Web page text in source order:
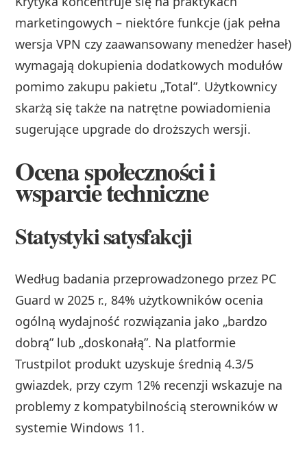
marketingowych – niektóre funkcje (jak pełna
wersja VPN czy zaawansowany menedżer haseł)
wymagają dokupienia dodatkowych modułów
pomimo zakupu pakietu „Total”. Użytkownicy
skarżą się także na natrętne powiadomienia
sugerujące upgrade do droższych wersji.
Ocena społeczności i
wsparcie techniczne
Statystyki satysfakcji
Według badania przeprowadzonego przez PC
Guard w 2025 r., 84% użytkowników ocenia
ogólną wydajność rozwiązania jako „bardzo
dobrą” lub „doskonałą”. Na platformie
Trustpilot produkt uzyskuje średnią 4.3/5
gwiazdek, przy czym 12% recenzji wskazuje na
problemy z kompatybilnością sterowników w
systemie Windows 11.